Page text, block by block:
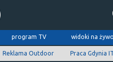
program TV widoki na
Reklama Outdoor Praca Gdynia